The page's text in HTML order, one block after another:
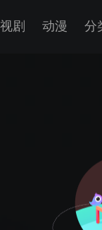
剧 动漫 分